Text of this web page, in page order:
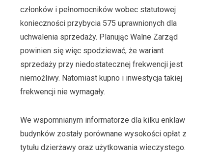
członków i pełnomocników wobec statutowej
konieczności przybycia 575 uprawnionych dla
uchwalenia sprzedaży. Planując Walne Zarząd
powinien się więc spodziewać, że wariant
sprzedaży przy niedostatecznej frekwencji jest
niemożliwy. Natomiast kupno i inwestycja takiej
frekwencji nie wymagały.
We wspomnianym informatorze dla kilku enklaw
budynków zostały porównane wysokości opłat z
tytułu dzierżawy oraz użytkowania wieczystego.